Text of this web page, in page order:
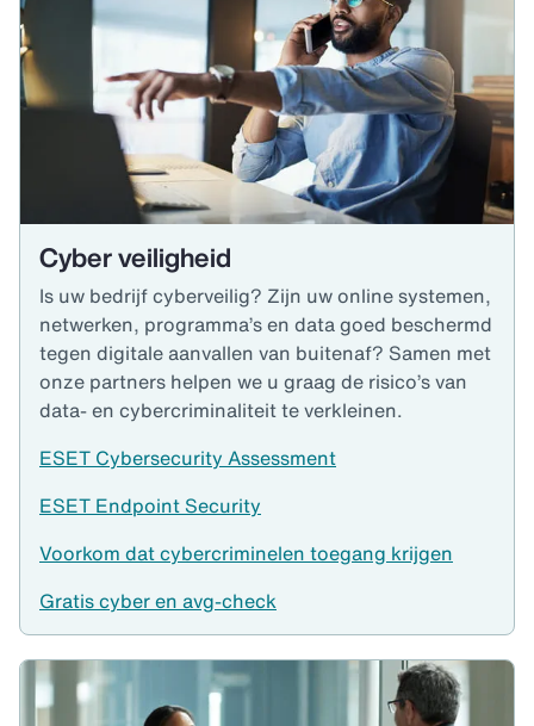
Cyber veiligheid
Is uw bedrijf cyberveilig? Zijn uw online systemen,
netwerken, programma’s en data goed beschermd
tegen digitale aanvallen van buitenaf? Samen met
onze partners helpen we u graag de risico’s van
data- en cybercriminaliteit te verkleinen.
ESET Cybersecurity Assessment
ESET Endpoint Security
Voorkom dat cybercriminelen toegang krijgen
Gratis cyber en avg-check